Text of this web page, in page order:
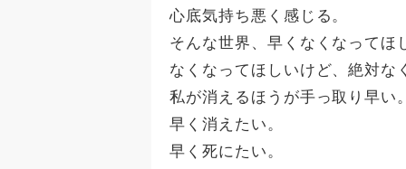
心底気持ち悪く感じる。
そんな世界、早くなくなってほ
なくなってほしいけど、絶対な
私が消えるほうが手っ取り早い。
早く消えたい。
早く死にたい。